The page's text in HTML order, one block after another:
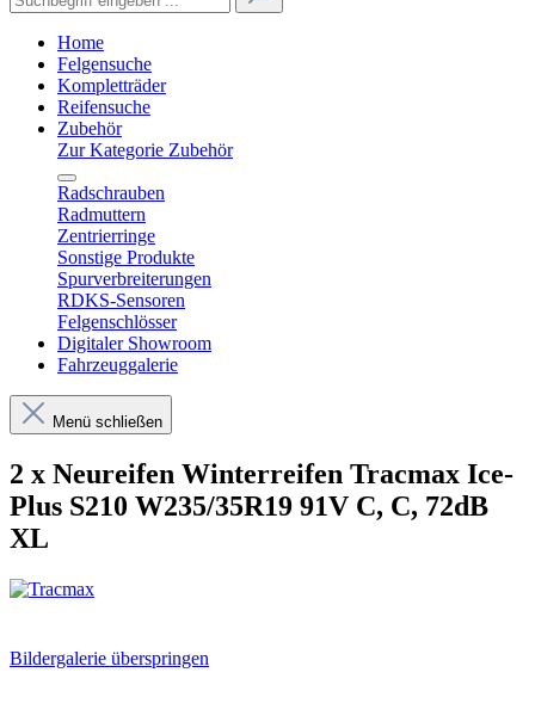
Home
Felgensuche
Kompletträder
Reifensuche
Zubehör
Zur Kategorie Zubehör
Radschrauben
Radmuttern
Zentrierringe
Sonstige Produkte
Spurverbreiterungen
RDKS-Sensoren
Felgenschlösser
Digitaler Showroom
Fahrzeuggalerie
Menü schließen
2 x Neureifen Winterreifen Tracmax Ice-
Plus S210 W235/35R19 91V C, C, 72dB
XL
Bildergalerie überspringen